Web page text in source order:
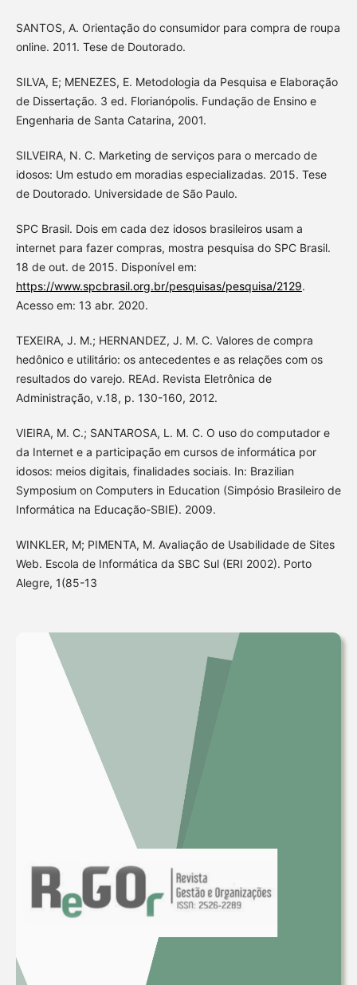
SANTOS, A. Orientação do consumidor para compra de roupa
online. 2011. Tese de Doutorado.
SILVA, E; MENEZES, E. Metodologia da Pesquisa e Elaboração
de Dissertação. 3 ed. Florianópolis. Fundação de Ensino e
Engenharia de Santa Catarina, 2001.
SILVEIRA, N. C. Marketing de serviços para o mercado de
idosos: Um estudo em moradias especializadas. 2015. Tese
de Doutorado. Universidade de São Paulo.
SPC Brasil. Dois em cada dez idosos brasileiros usam a
internet para fazer compras, mostra pesquisa do SPC Brasil.
18 de out. de 2015. Disponível em:
https://www.spcbrasil.org.br/pesquisas/pesquisa/2129.
Acesso em: 13 abr. 2020.
TEXEIRA, J. M.; HERNANDEZ, J. M. C. Valores de compra
hedônico e utilitário: os antecedentes e as relações com os
resultados do varejo. REAd. Revista Eletrônica de
Administração, v.18, p. 130-160, 2012.
VIEIRA, M. C.; SANTAROSA, L. M. C. O uso do computador e
da Internet e a participação em cursos de informática por
idosos: meios digitais, finalidades sociais. In: Brazilian
Symposium on Computers in Education (Simpósio Brasileiro de
Informática na Educação-SBIE). 2009.
WINKLER, M; PIMENTA, M. Avaliação de Usabilidade de Sites
Web. Escola de Informática da SBC Sul (ERI 2002). Porto
Alegre, 1(85-13